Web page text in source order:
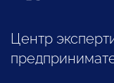
Центр